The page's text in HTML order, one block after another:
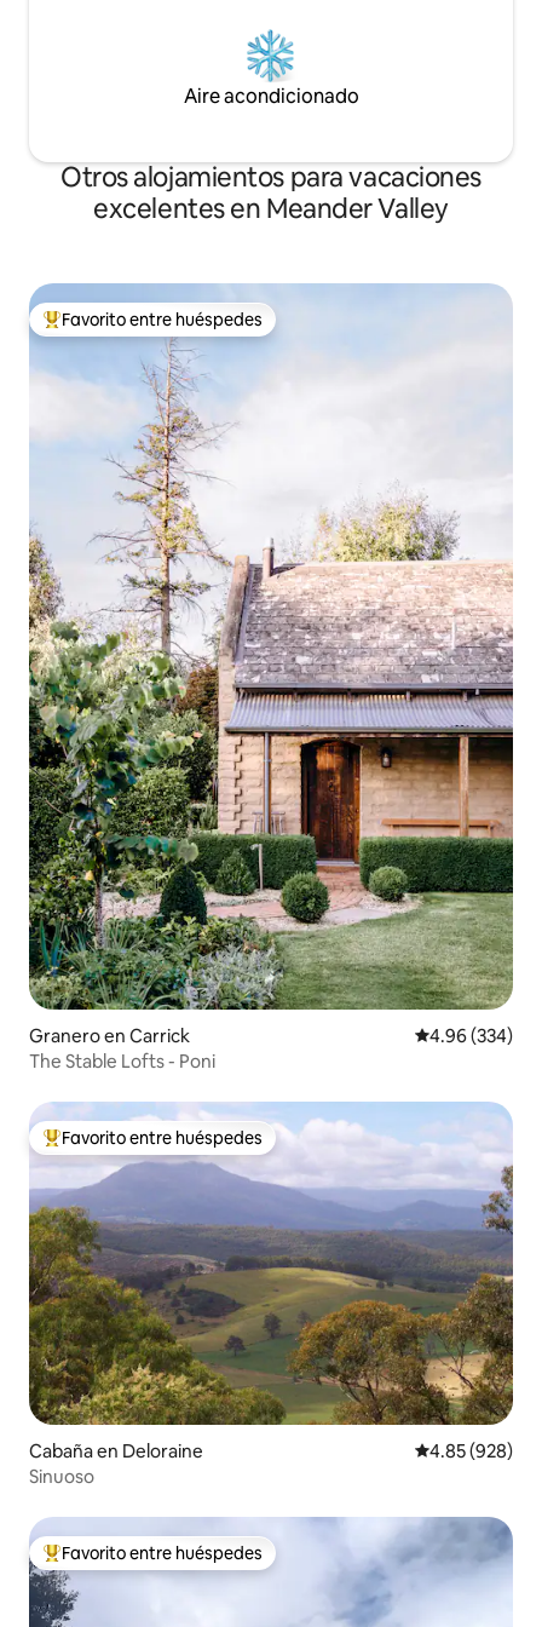
Aire acondicionado
Otros alojamientos para vacaciones
excelentes en Meander Valley
Favorito entre huéspedes preferido
Favorito entre huéspedes
Granero en Carrick Calificación
4.96 (334)
The Stable Lofts - Poni
Favorito entre huéspedes preferido
Favorito entre huéspedes
Cabaña en Deloraine Calificación
4.85 (928)
Sinuoso
Favorito entre huéspedes preferido
Favorito entre huéspedes